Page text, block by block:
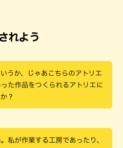
れよう
うか、じゃあこちらのアトリエ
た作品をつくられるアトリエに
？
私が作業する工房であったり、